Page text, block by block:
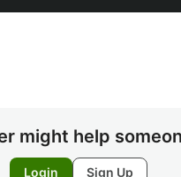
might help
Login Sign Up